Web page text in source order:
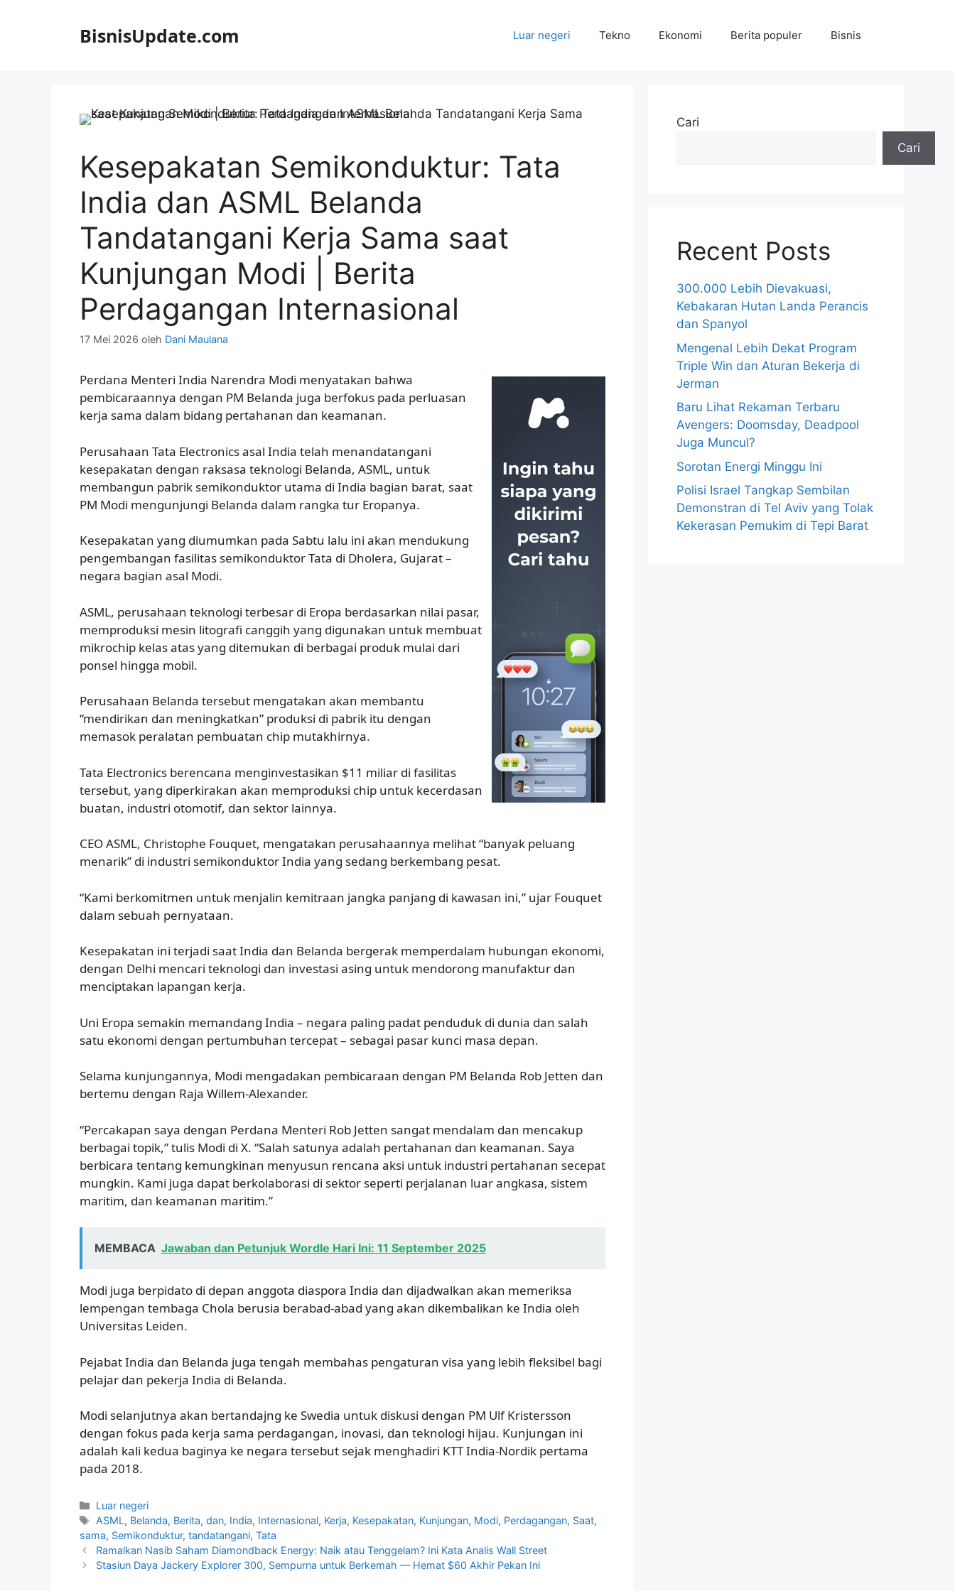
BisnisUpdate.com Luar negeri Tekno Ekonomi Berita populer Bisnis
Kesepakatan Semikonduktur: Tata
India dan ASML Belanda
Tandatangani Kerja Sama saat
Kunjungan Modi | Berita
Perdagangan Internasional
17 Mei 2026 oleh Dani Maulana
Perdana Menteri India Narendra Modi menyatakan bahwa
pembicaraannya dengan PM Belanda juga berfokus pada perluasan
kerja sama dalam bidang pertahanan dan keamanan.
Perusahaan Tata Electronics asal India telah menandatangani
kesepakatan dengan raksasa teknologi Belanda, ASML, untuk
membangun pabrik semikonduktor utama di India bagian barat, saat
PM Modi mengunjungi Belanda dalam rangka tur Eropanya.
Kesepakatan yang diumumkan pada Sabtu lalu ini akan mendukung
pengembangan fasilitas semikonduktor Tata di Dholera, Gujarat –
negara bagian asal Modi.
ASML, perusahaan teknologi terbesar di Eropa berdasarkan nilai pasar,
memproduksi mesin litografi canggih yang digunakan untuk membuat
mikrochip kelas atas yang ditemukan di berbagai produk mulai dari
ponsel hingga mobil.
Perusahaan Belanda tersebut mengatakan akan membantu
“mendirikan dan meningkatkan” produksi di pabrik itu dengan
memasok peralatan pembuatan chip mutakhirnya.
Tata Electronics berencana menginvestasikan $11 miliar di fasilitas
tersebut, yang diperkirakan akan memproduksi chip untuk kecerdasan
buatan, industri otomotif, dan sektor lainnya.
CEO ASML, Christophe Fouquet, mengatakan perusahaannya melihat “banyak peluang
menarik” di industri semikonduktor India yang sedang berkembang pesat.
“Kami berkomitmen untuk menjalin kemitraan jangka panjang di kawasan ini,” ujar Fouquet
dalam sebuah pernyataan.
Kesepakatan ini terjadi saat India dan Belanda bergerak memperdalam hubungan ekonomi,
dengan Delhi mencari teknologi dan investasi asing untuk mendorong manufaktur dan
menciptakan lapangan kerja.
Uni Eropa semakin memandang India – negara paling padat penduduk di dunia dan salah
satu ekonomi dengan pertumbuhan tercepat – sebagai pasar kunci masa depan.
Selama kunjungannya, Modi mengadakan pembicaraan dengan PM Belanda Rob Jetten dan
bertemu dengan Raja Willem-Alexander.
“Percakapan saya dengan Perdana Menteri Rob Jetten sangat mendalam dan mencakup
berbagai topik,” tulis Modi di X. “Salah satunya adalah pertahanan dan keamanan. Saya
berbicara tentang kemungkinan menyusun rencana aksi untuk industri pertahanan secepat
mungkin. Kami juga dapat berkolaborasi di sektor seperti perjalanan luar angkasa, sistem
maritim, dan keamanan maritim.”
MEMBACA Jawaban dan Petunjuk Wordle Hari Ini: 11 September 2025
Modi juga berpidato di depan anggota diaspora India dan dijadwalkan akan memeriksa
lempengan tembaga Chola berusia berabad-abad yang akan dikembalikan ke India oleh
Universitas Leiden.
Pejabat India dan Belanda juga tengah membahas pengaturan visa yang lebih fleksibel bagi
pelajar dan pekerja India di Belanda.
Modi selanjutnya akan bertandajng ke Swedia untuk diskusi dengan PM Ulf Kristersson
dengan fokus pada kerja sama perdagangan, inovasi, dan teknologi hijau. Kunjungan ini
adalah kali kedua baginya ke negara tersebut sejak menghadiri KTT India-Nordik pertama
pada 2018.
Kategori
Luar negeri
Tag
ASML, Belanda, Berita,dan, India, Internasional, Kerja, Kesepakatan, Kunjungan, Modi, Perdagangan, Saat,
sama, Semikonduktur, tandatangani, Tata
Ramalkan Nasib Saham Diamondback Energy: Naik atau Tenggelam? Ini Kata Analis Wall Street
Stasiun Daya Jackery Explorer 300, Sempurna untuk Berkemah — Hemat $60 Akhir Pekan Ini
Cari
Cari
Recent Posts
300.000 Lebih Dievakuasi,
Kebakaran Hutan Landa Perancis
dan Spanyol
Mengenal Lebih Dekat Program
Triple Win dan Aturan Bekerja di
Jerman
Baru Lihat Rekaman Terbaru
Avengers: Doomsday, Deadpool
Juga Muncul?
Sorotan Energi Minggu Ini
Polisi Israel Tangkap Sembilan
Demonstran di Tel Aviv yang Tolak
Kekerasan Pemukim di Tepi Barat